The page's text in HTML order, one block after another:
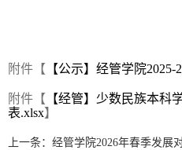
附件【 【公示】经管学院
附件【 【经管】少数民族本科
表.xlsx】
上一条： 经管学院2026年春季发展